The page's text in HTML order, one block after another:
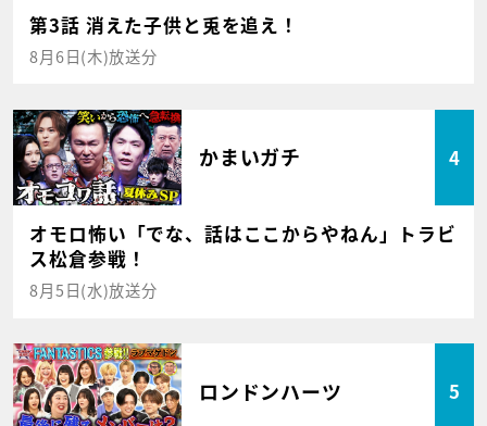
第3話 消えた子供と兎を追え！
8月6日(木)放送分
かまいガチ 4
オモロ怖い「でな、話はここからやねん」トラビ
ス松倉参戦！
8月5日(水)放送分
ロンドンハーツ 5